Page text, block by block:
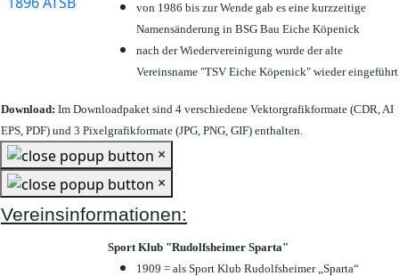
von 1986 bis zur Wende gab es eine kurzzeitige
Namensänderung in BSG Bau Eiche Köpenick
nach der Wiedervereinigung wurde der alte
Vereinsname "TSV Eiche Köpenick" wieder eingeführt
Download: Im Downloadpaket sind 4 verschiedene Vektorgrafikformate (CDR, AI
EPS, PDF) und 3 Pixelgrafikformate (JPG, PNG, GIF) enthalten.
×
×
Vereinsinformationen:
Sport Klub "Rudolfsheimer Sparta"
1909 = als Sport Klub Rudolfsheimer „Sparta“